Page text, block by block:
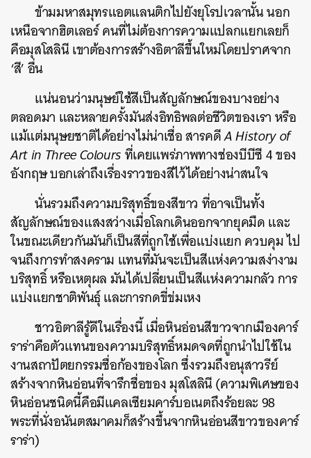
ข้ามมหาสมุทรแอตแลนติกไปยังยุโรปเวลานั้น นอก
เหนือจากฮิตเลอร์ คนที่ไม่ต้องการความแปลกแยกเลยก็
คือมุสโสลินี เขาต้องการสร้างอิตาลีขึ้นใหม่โดยปราศจาก
‘สี’ อื่น
แน่นอนว่ามนุษย์ใช้สีเป็นสัญลักษณ์ของบางอย่าง
ตลอดมา และหลายครั้งมันส่งอิทธิพลต่อชีวิตของเรา หรือ
แม้แต่มนุษยชาติได้อย่างไม่น่าเชื่อ สารคดีA History of
Art in Three Coloursที่เคยแพร่ภาพทางช่องบีบีซี 4 ของ
อังกฤษ บอกเล่าถึงเรื่องราวของสีไว้ได้อย่างน่าสนใจ
นั่นรวมถึงความบริสุทธิ์ของสีขาว ที่อาจเป็นทั้ง
สัญลักษณ์ของแสงสว่างเมื่อโลกเดินออกจากยุคมืด และ
ในขณะเดียวกันมันก็เป็นสีที่ถูกใช้เพื่อแบ่งแยก ควบคุม ไป
จนถึงการทำสงคราม แทนที่มันจะเป็นสีแห่งความสง่างาม
บริสุทธิ์ หรือเหตุผล มันได้เปลี่ยนเป็นสีแห่งความกลัว การ
แบ่งแยกชาติพันธุ์ และการกดขี่ข่มเหง
ชาวอิตาลีรู้ดีในเรื่องนี้ เมื่อหินอ่อนสีขาวจากเมืองคาร์
ราร่าคือตัวแทนของความบริสุทธิ์หมดจดที่ถูกนำไปใช้ใน
งานสถาปัตยกรรมชื่อก้องของโลก ซึ่งรวมถึงอนุสาวรีย์
สร้างจากหินอ่อนที่จารึกชื่อของ มุสโสลินี (ความพิเศษของ
หินอ่อนชนิดนี้คือมีแคลเซียมคาร์บอเนตถึงร้อยละ 98
พระที่นั่งอนันตสมาคมก็สร้างขึ้นจากหินอ่อนสีขาวของคาร์
ราร่า)